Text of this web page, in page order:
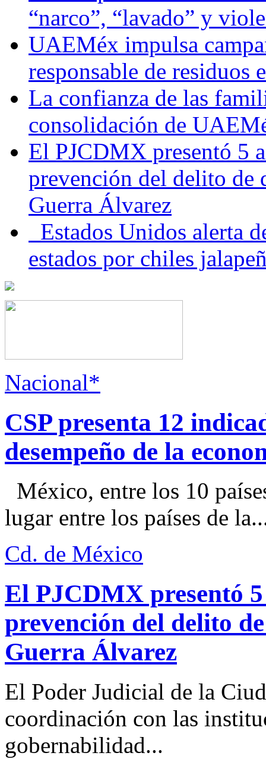
“narco”, “lavado” y
UAEMéx impulsa
responsable de residuos
La confianza de las
consolidación de
El PJCDMX presentó 5
prevención del delito de
Guerra Álvarez
Estados Unidos alerta
estados por chiles
Nacional*
CSP presenta 12
desempeño de la
México, entre los 10
lugar entre los países de
Cd. de México
El PJCDMX presentó
prevención del delito
Guerra Álvarez
El Poder Judicial de la
coordinación con las
gobernabilidad...